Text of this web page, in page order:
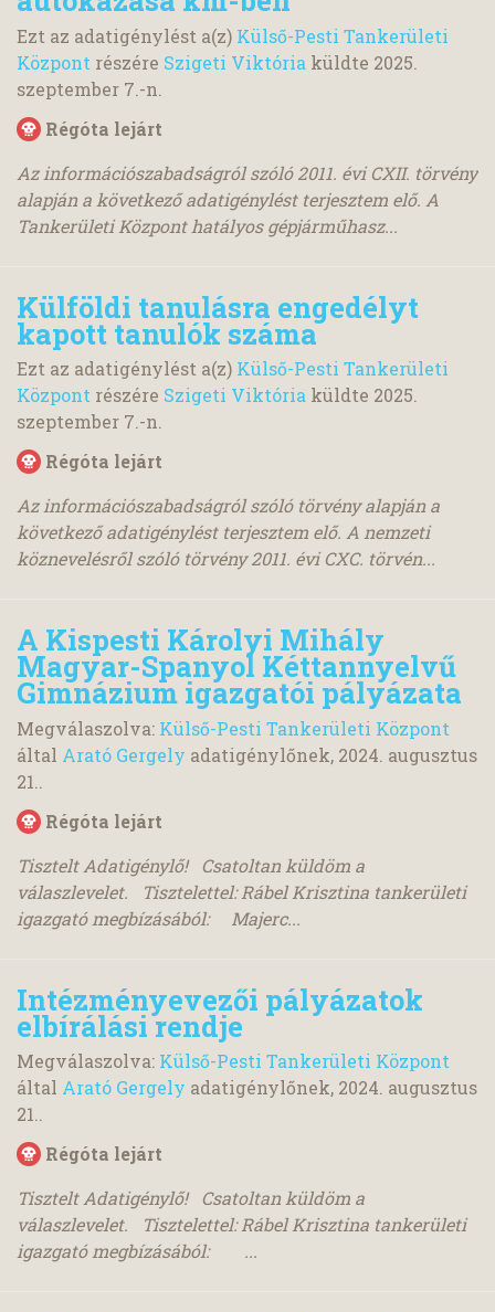
Ezt az adatigénylést a(z) Külső-Pesti Tankerületi
Központ részére Szigeti Viktória küldte 2025.
szeptember 7.-n.
Régóta lejárt
Az információszabadságról szóló 2011. évi CXII. törvény
alapján a következő adatigénylést terjesztem elő. A
Tankerületi Központ hatályos gépjárműhasz...
Külföldi tanulásra engedélyt
kapott tanulók száma
Ezt az adatigénylést a(z) Külső-Pesti Tankerületi
Központ részére Szigeti Viktória küldte 2025.
szeptember 7.-n.
Régóta lejárt
Az információszabadságról szóló törvény alapján a
következő adatigénylést terjesztem elő. A nemzeti
köznevelésről szóló törvény 2011. évi CXC. törvén...
A Kispesti Károlyi Mihály
Magyar-Spanyol Kéttannyelvű
Gimnázium igazgatói pályázata
Megválaszolva: Külső-Pesti Tankerületi Központ
által Arató Gergely adatigénylőnek, 2024. augusztus
21..
Régóta lejárt
Tisztelt Adatigénylő! Csatoltan küldöm a
válaszlevelet. Tisztelettel: Rábel Krisztina tankerületi
igazgató megbízásából: Majerc...
Intézményevezői pályázatok
elbírálási rendje
Megválaszolva: Külső-Pesti Tankerületi Központ
által Arató Gergely adatigénylőnek, 2024. augusztus
21..
Régóta lejárt
Tisztelt Adatigénylő! Csatoltan küldöm a
válaszlevelet. Tisztelettel: Rábel Krisztina tankerületi
igazgató megbízásából: ...